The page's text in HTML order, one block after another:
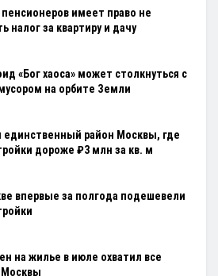
пенсионеров имеет право не
налог за квартиру и дачу
«Бог хаоса» может столкнуться с
на орбите Земли
единственный район Москвы, где
дороже ₽3 млн за кв. м
впервые за полгода подешевели
на жилье в июле охватил все
Москвы